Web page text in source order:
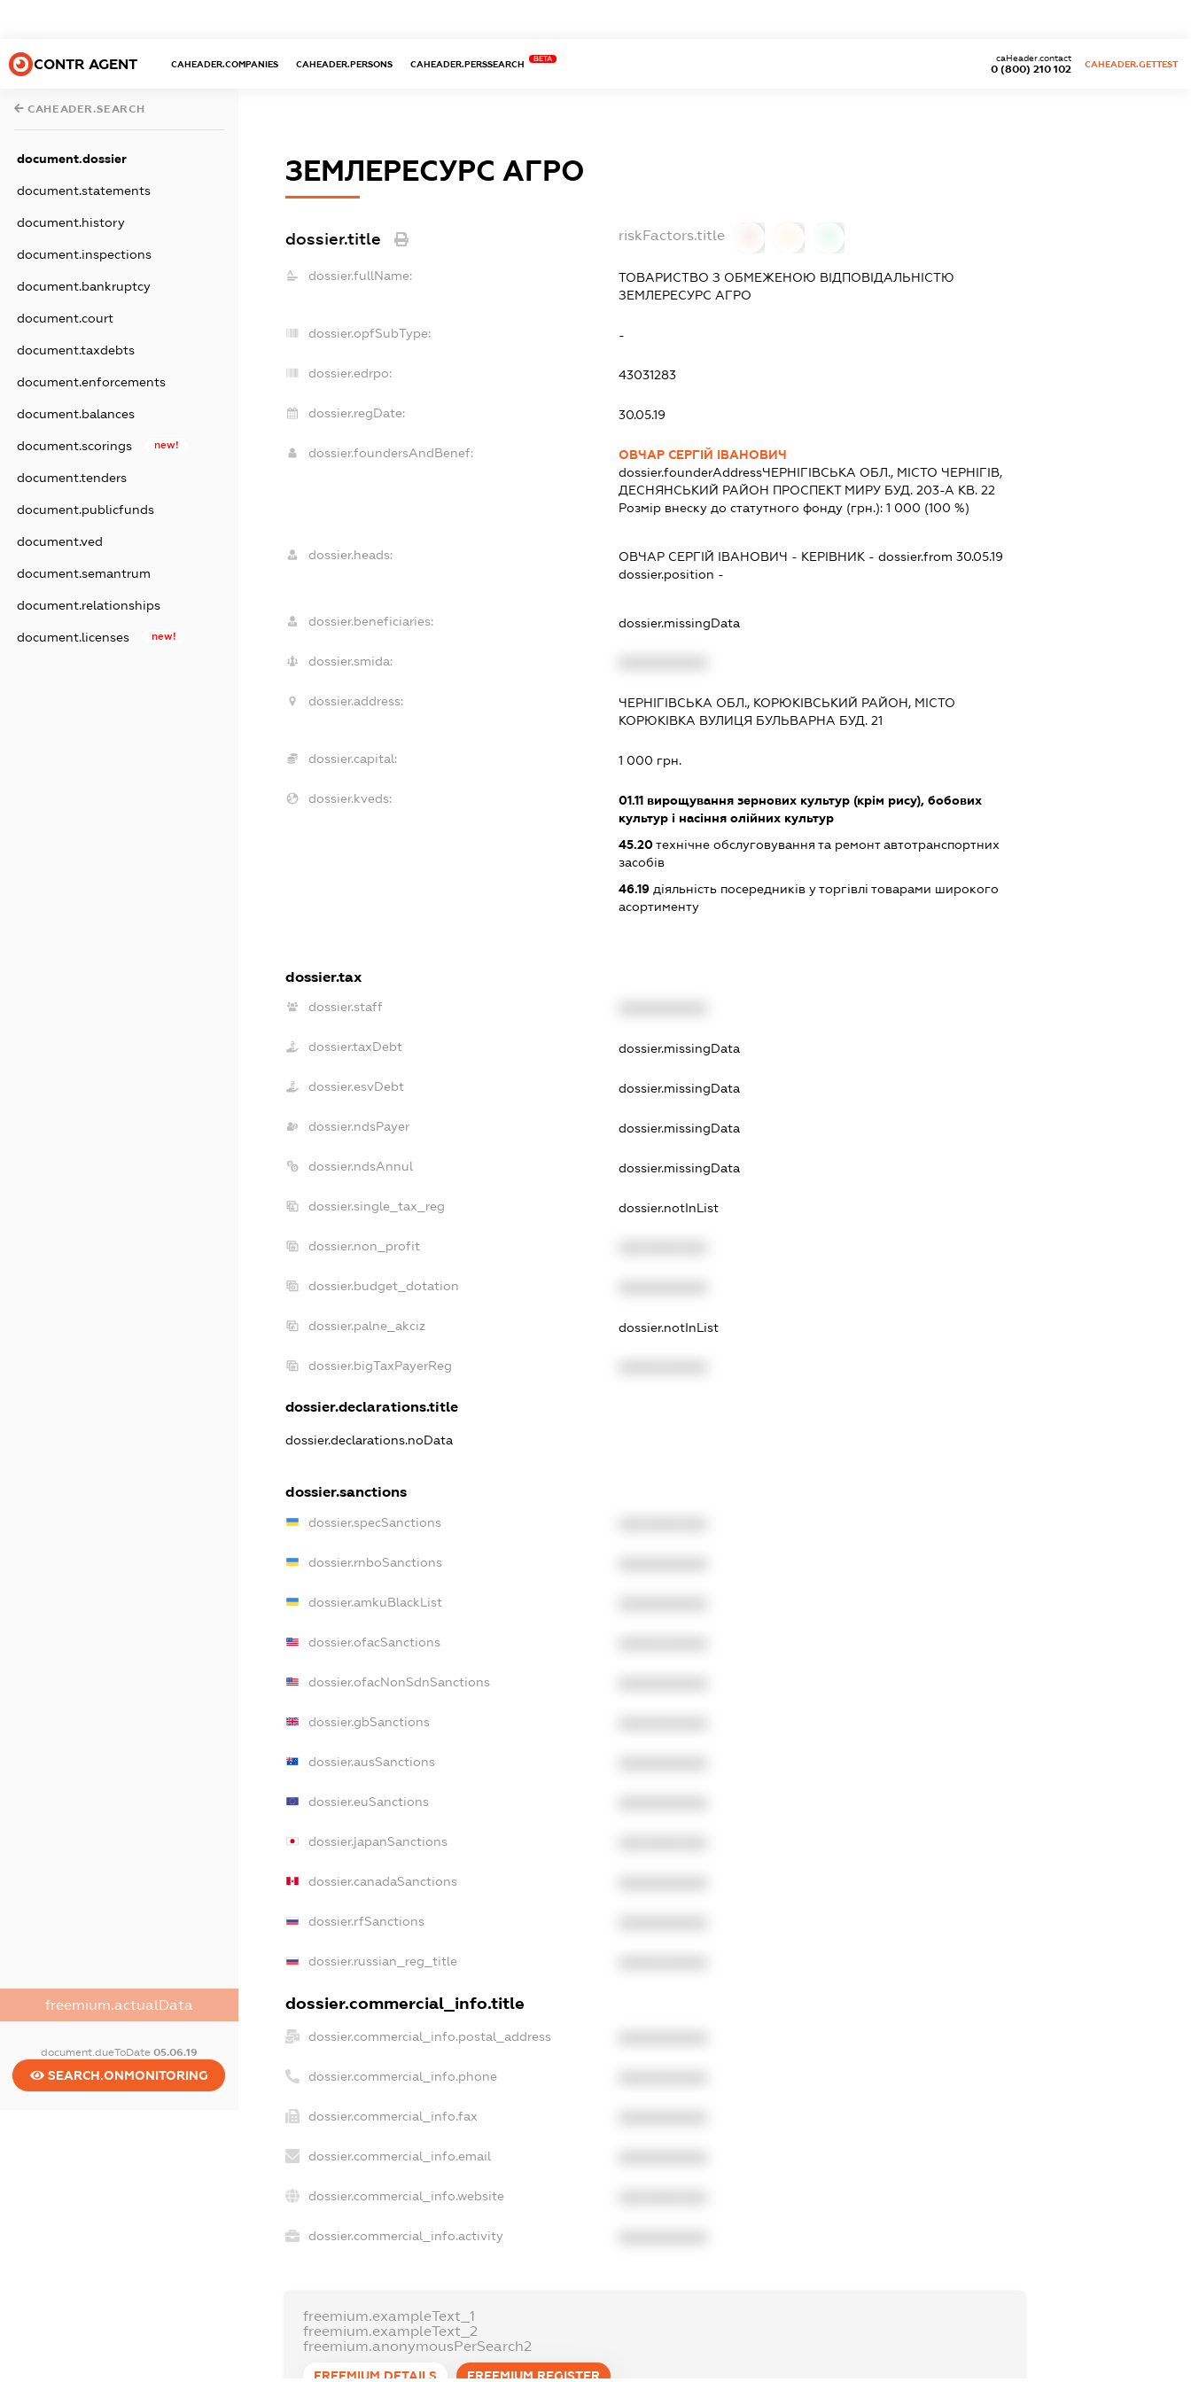
CONTR AGENT CAHEADER.COMPANIES CAHEADER.PERSONS CAHEADER.PERSSEARCH
BETA
0 (800) 210 102
caHeader.contact
CAHEADER.GETTEST
CAHEADER.SEARCH
document.dossier
document.statements
document.history
document.inspections
document.bankruptcy
document.court
document.taxdebts
document.enforcements
document.balances
document.scorings new!
document.tenders
document.publicfunds
document.ved
document.semantrum
document.relationships
document.licenses new!
freemium.actualData
document.dueToDate 05.06.19
SEARCH.ONMONITORING
ЗЕМЛЕРЕСУРС АГРО
dossier.title riskFactors.title
dossier.fullName:
ТОВАРИСТВО З ОБМЕЖЕНОЮ ВІДПОВІДАЛЬНІСТЮ
ЗЕМЛЕРЕСУРС АГРО
dossier.opfSubType: -
dossier.edrpo: 43031283
dossier.regDate: 30.05.19
dossier.foundersAndBenef:
ОВЧАР СЕРГІЙ ІВАНОВИЧ
dossier.founderAddressЧЕРНІГІВСЬКА ОБЛ., МІСТО ЧЕРНІГІВ,
ДЕСНЯНСЬКИЙ РАЙОН ПРОСПЕКТ МИРУ БУД. 203-А КВ. 22
Розмір внеску до статутного фонду (грн.): 1 000 (100 %)
dossier.heads: ОВЧАР СЕРГІЙ ІВАНОВИЧ - КЕРІВНИК - dossier.from 30.05.19
dossier.position -
dossier.beneficiaries: dossier.missingData
dossier.smida:
dossier.address:
ЧЕРНІГІВСЬКА ОБЛ., КОРЮКІВСЬКИЙ РАЙОН, МІСТО
КОРЮКІВКА ВУЛИЦЯ БУЛЬВАРНА БУД. 21
dossier.capital: 1 000 грн.
dossier.kveds: 01.11вирощування зернових культур (крім рису), бобових
культур і насіння олійних культур
45.20технічне обслуговування та ремонт автотранспортних
засобів
46.19діяльність посередників у торгівлі товарами широкого
асортименту
dossier.tax
dossier.staff
dossier.taxDebt dossier.missingData
dossier.esvDebt dossier.missingData
dossier.ndsPayer dossier.missingData
dossier.ndsAnnul dossier.missingData
dossier.single_tax_reg dossier.notInList
dossier.non_profit
dossier.budget_dotation
dossier.palne_akciz dossier.notInList
dossier.bigTaxPayerReg
dossier.declarations.title
dossier.declarations.noData
dossier.sanctions
dossier.specSanctions
dossier.rnboSanctions
dossier.amkuBlackList
dossier.ofacSanctions
dossier.ofacNonSdnSanctions
dossier.gbSanctions
dossier.ausSanctions
dossier.euSanctions
dossier.japanSanctions
dossier.canadaSanctions
dossier.rfSanctions
dossier.russian_reg_title
dossier.commercial_info.title
dossier.commercial_info.postal_address
dossier.commercial_info.phone
dossier.commercial_info.fax
dossier.commercial_info.email
dossier.commercial_info.website
dossier.commercial_info.activity
freemium.exampleText_1
freemium.exampleText_2
freemium.anonymousPerSearch2
FREEMIUM.DETAILS FREEMIUM.REGISTER